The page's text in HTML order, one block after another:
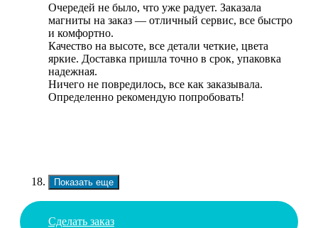
Очередей не было, что уже радует. Заказала
магниты на заказ — отличный сервис, все быстро
и комфортно.
Качество на высоте, все детали четкие, цвета
яркие. Доставка пришла точно в срок, упаковка
надежная.
Ничего не повредилось, все как заказывала.
Определенно рекомендую попробовать!
Показать еще
Сделать заказ